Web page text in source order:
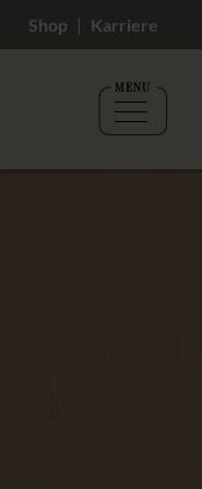
Shop Karriere
MENU